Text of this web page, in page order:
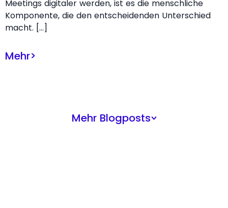
Meetings digitaler werden, ist es die menschliche
Komponente, die den entscheidenden Unterschied
macht. […]
Mehr>
Mehr Blogposts>